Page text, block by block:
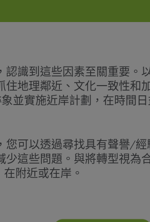
識到這些因素至關重要。
住地理鄰近、文化一致性和
並實施近岸計劃，在時間日
您可以透過尋找具有聲譽/經
少這些問題。與將轉型視為
附近或在岸。